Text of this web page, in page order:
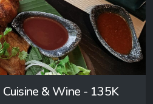
& Wine - 135K